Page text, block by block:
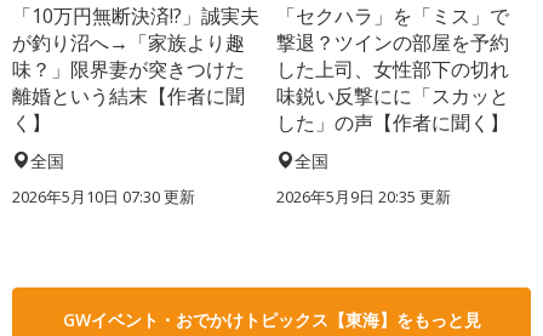
「10万円無断決済!?」誠実夫
が釣り沼へ→「家族より趣
味？」限界妻が突きつけた
離婚という結末【作者に聞
く】
全国
2026年5月10日 07:30 更新
「セクハラ」を「ミス」で
撃退？ツインの部屋を予約
した上司、女性部下の切れ
味鋭い反撃にに「スカッと
した」の声【作者に聞く】
全国
2026年5月9日 20:35 更新
GWイベント・おでかけトピックス【東海】をもっと見